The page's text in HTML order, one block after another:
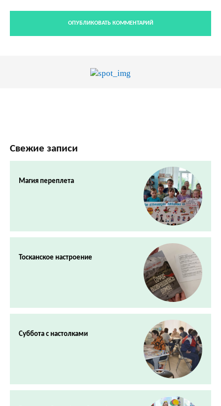
Свежие записи
Магия переплета
Тосканское настроение
Суббота с настолками